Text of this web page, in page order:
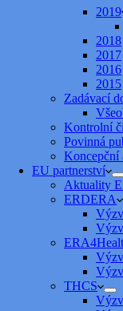
2019
2018
2017
2016
2015
Zadávací
Kontrolní
Povinná
Koncepční
EU partnerství
Aktuality
ERDERA
THCS